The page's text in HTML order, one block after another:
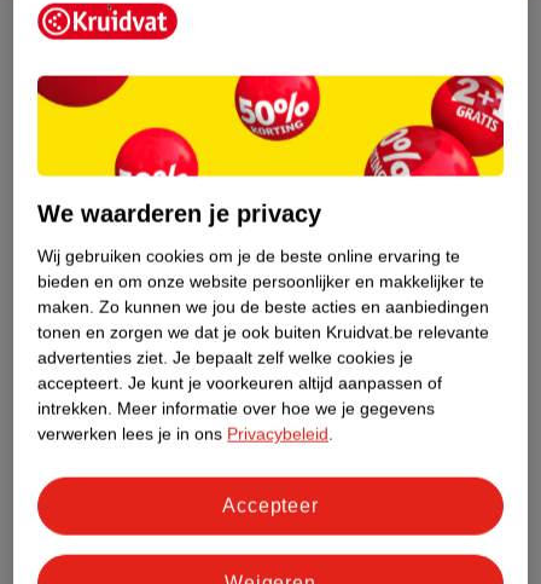
Over dit product
Productinformatie
Etiketinformatie
Nature Impact Score
Dit product heeft (nog) geen Nature
Impact Score.
Meer informatie
Bestel & Bezorginformatie
Bekijk ook
Meer
We waarderen je privacy
Wij gebruiken cookies om je de beste online ervaring te
bieden en om onze website persoonlijker en makkelijker te
maken. Zo kunnen we jou de beste acties en aanbiedingen
tonen en zorgen we dat je ook buiten Kruidvat.be relevante
advertenties ziet. Je bepaalt zelf welke cookies je
accepteert. Je kunt je voorkeuren altijd aanpassen of
intrekken. Meer informatie over hoe we je gegevens
verwerken lees je in ons Privacybeleid.
Accepteer